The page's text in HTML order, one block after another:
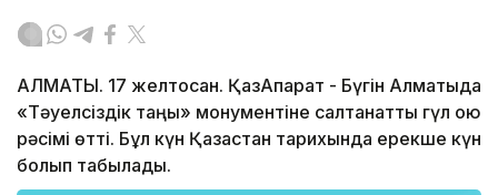
АЛМАТЫ. 17 желтоқсан. ҚазАқпарат - Бүгін Алматыда
«Тәуелсіздік таңы» монументіне салтанатты гүл қою
рәсімі өтті. Бұл күн Қазақстан тарихында ерекше күн
болып табылады.